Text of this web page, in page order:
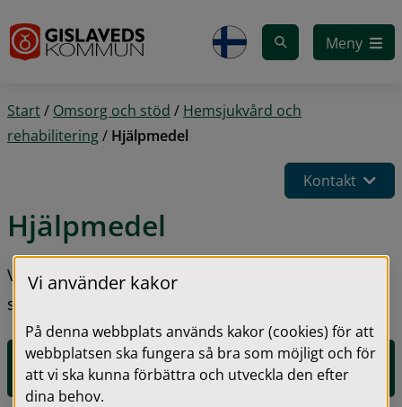
Meny
Start/ Omsorg och stöd / Hemsjukvård och
rehabilitering/ Hjälpmedel
Kontakt
Hjälpmedel
Vi erbjuder råd och stöd för att du ska kunna vara
så självständig som möjligt.
E-tjänst för kontaktförfrågan om hjälpmedel och
insatser från Rehabenheten
Vi använder kakor
På denna webbplats används kakor (cookies) för att
webbplatsen ska fungera så bra som möjligt och för
att vi ska kunna förbättra och utveckla den efter
dina behov.